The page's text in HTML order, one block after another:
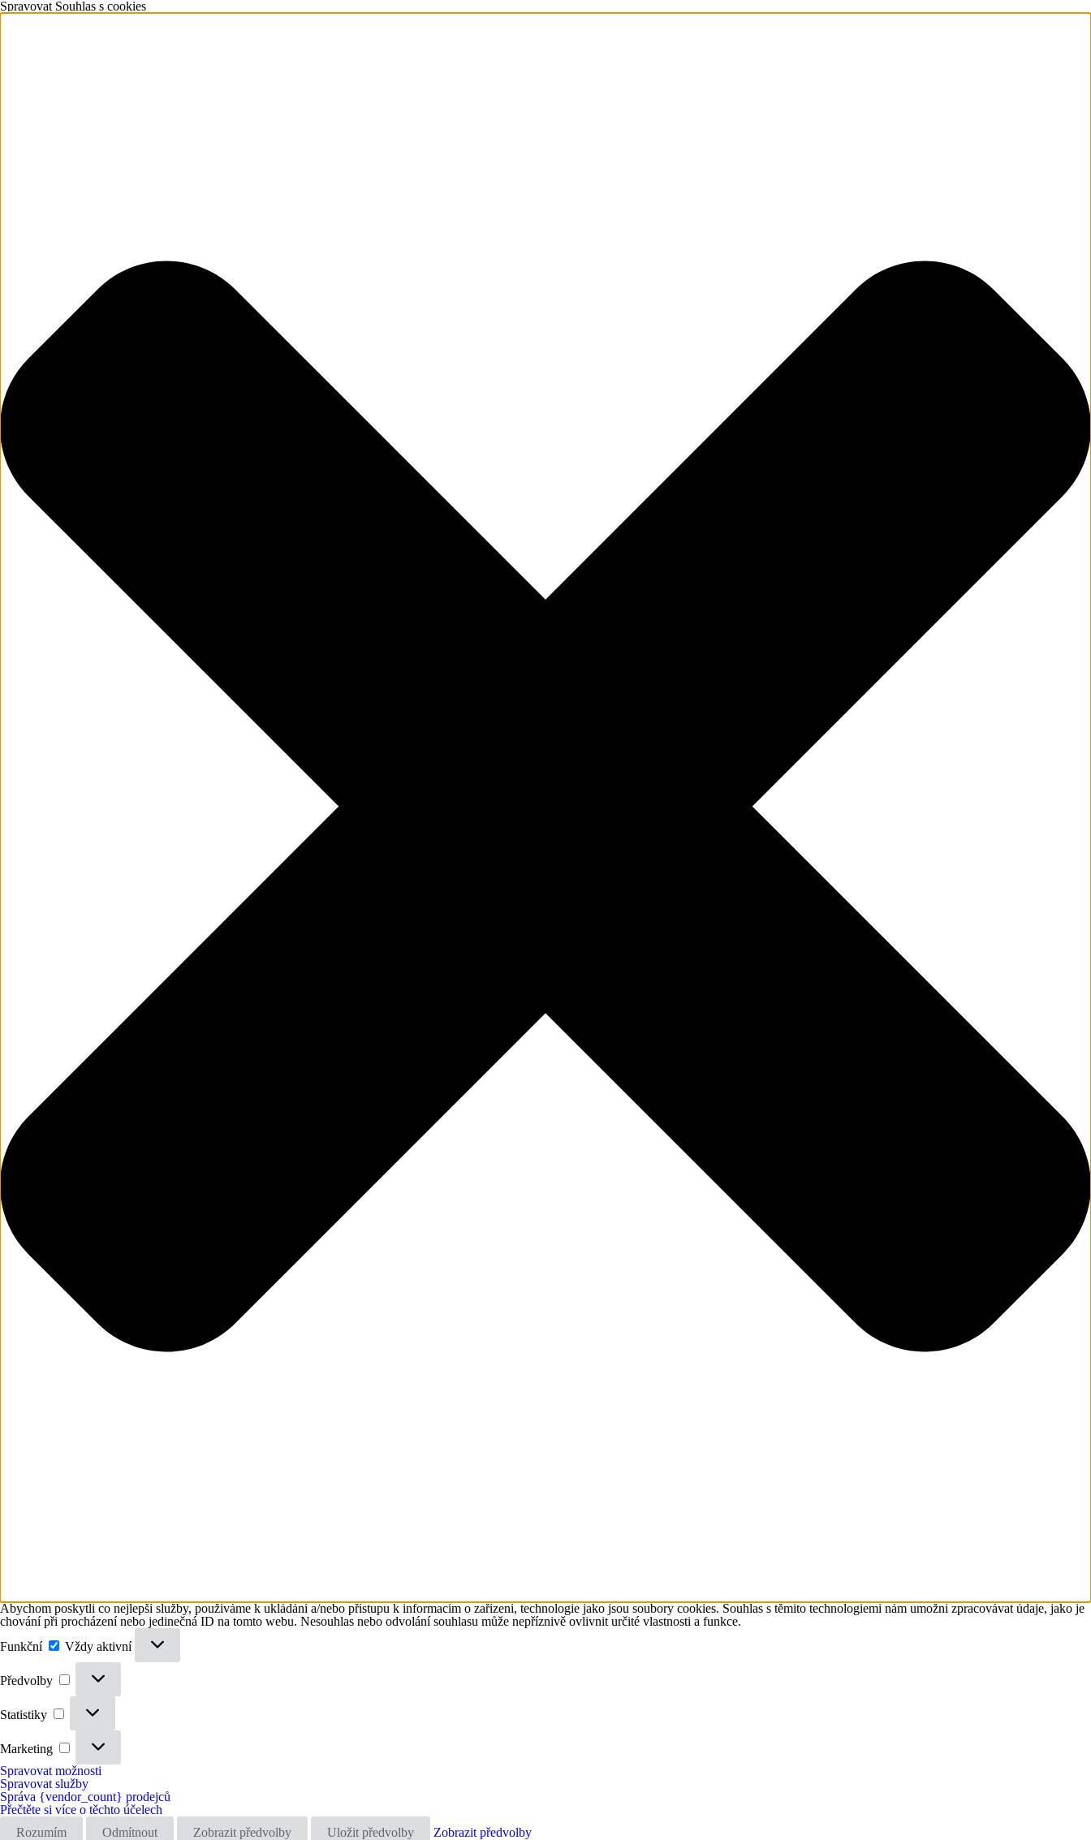
Spravovat Souhlas s cookies
Abychom poskytli co nejlepší služby, používáme k ukládání a/nebo přístupu k informacím o zařízení, technologie jako jsou soubory cookies. Souhlas s těmito technologiemi nám umožní zpracovávat údaje, jako je
chování při procházení nebo jedinečná ID na tomto webu. Nesouhlas nebo odvolání souhlasu může nepříznivě ovlivnit určité vlastnosti a funkce.
Funkční
Vždy aktivní
Předvolby
Předvolby
Statistiky
Statistiky
Marketing
Marketing
Spravovat možnosti
Spravovat služby
Správa {vendor_count} prodejců
Přečtěte si více o těchto účelech
Rozumím
Odmítnout Zobrazit předvolby Uložit předvolby
Zobrazit předvolby